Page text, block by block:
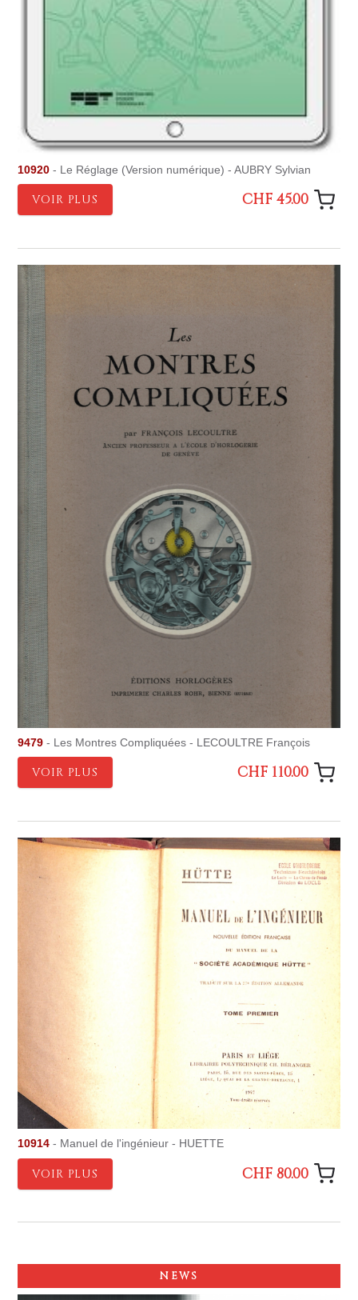
10920 - Le Réglage (Version numérique) - AUBRY Sylvian
VOIR PLUS CHF 45.00
9479 - Les Montres Compliquées - LECOULTRE François
VOIR PLUS CHF 110.00
10914 - Manuel de l'ingénieur - HUETTE
VOIR PLUS CHF 80.00